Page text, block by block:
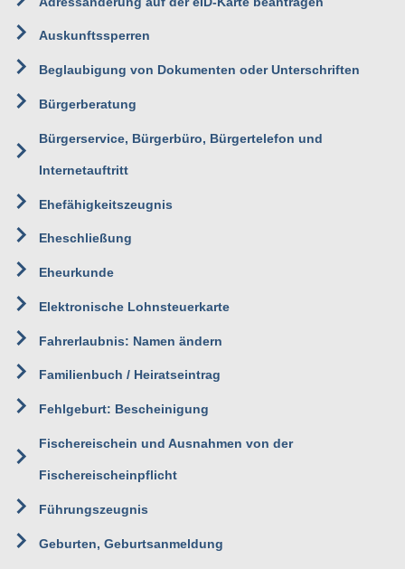
Auskunftssperren
Beglaubigung von Dokumenten oder Unterschriften
Bürgerberatung
Bürgerservice, Bürgerbüro, Bürgertelefon und
Internetauftritt
Ehefähigkeitszeugnis
Eheschließung
Eheurkunde
Elektronische Lohnsteuerkarte
Fahrerlaubnis: Namen ändern
Familienbuch / Heiratseintrag
Fehlgeburt: Bescheinigung
Fischereischein und Ausnahmen von der
Fischereischeinpflicht
Führungszeugnis
Geburten, Geburtsanmeldung
Einwohnermeldeamt
Standesamt
23623 Ahrensbök